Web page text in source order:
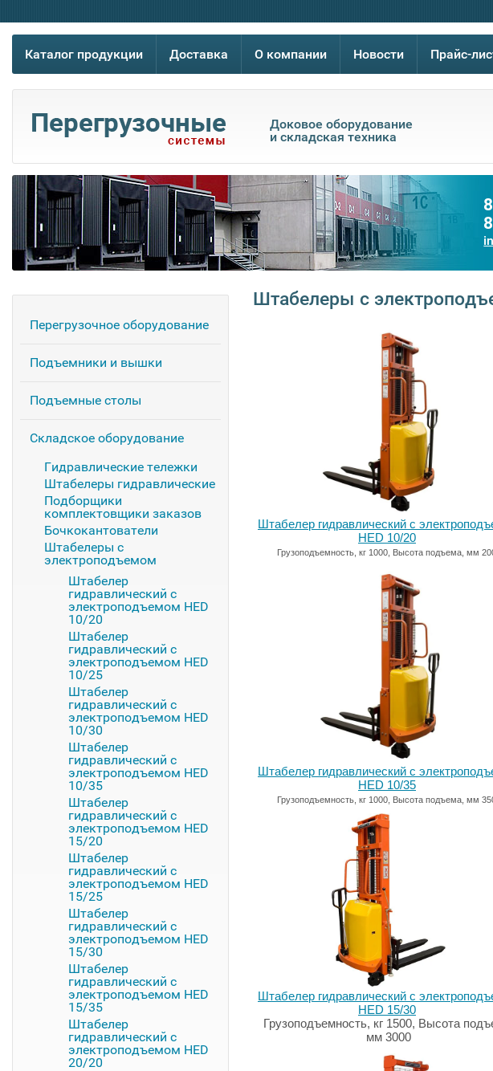
Каталог продукции Доставка О компании Новости Прайс-
Доковое оборудование
и складская техника
Штабелеры с
Штабелер гидравлический с
HED 10/20
Грузоподъемность, кг 1000, Высота подъема, мм
Штабелер гидравлический с
HED 10/35
Грузоподъемность, кг 1000, Высота подъема, мм
Штабелер гидравлический с
HED 15/30
Грузоподъемность, кг 1500, Высота
мм 3000
Перегрузочное оборудование
Подъемники и вышки
Подъемные столы
Складское оборудование
Гидравлические тележки
Штабелеры гидравлические
Подборщики
комплектовщики заказов
Бочкокантователи
Штабелеры с
электроподъемом
Штабелер
гидравлический с
электроподъемом HED
10/20
Штабелер
гидравлический с
электроподъемом HED
10/25
Штабелер
гидравлический с
электроподъемом HED
10/30
Штабелер
гидравлический с
электроподъемом HED
10/35
Штабелер
гидравлический с
электроподъемом HED
15/20
Штабелер
гидравлический с
электроподъемом HED
15/25
Штабелер
гидравлический с
электроподъемом HED
15/30
Штабелер
гидравлический с
электроподъемом HED
15/35
Штабелер
гидравлический с
электроподъемом HED
20/20